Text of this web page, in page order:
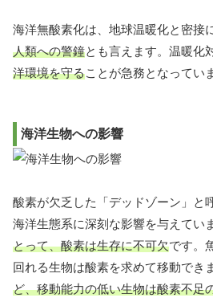
海洋無酸素化は、地球温暖化と密接
人類への警鐘とも言えます。温暖化
洋環境を守ることが急務となってい
海洋生物への影響
酸素が欠乏した「デッドゾーン」と
海洋生態系に深刻な影響を与えてい
とって、酸素は生存に不可欠です。
回れる生物は酸素を求めて移動でき
ど、移動能力の低い生物は酸素不足